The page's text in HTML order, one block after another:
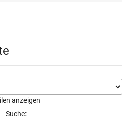
anzeigen
Suche: